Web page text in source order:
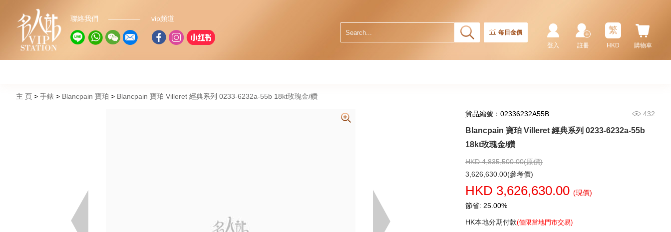
聯絡我們 vip頻道
每日金價
購物車
繁
HKD
註冊
登入
主 頁 手錶 Blancpain 寶珀 Blancpain 寶珀 Villeret 經典系列 0233-6232a-55b 18kt玫瑰金/鑽
貨品編號：02336232A55B 432
Blancpain 寶珀 Villeret 經典系列 0233-6232a-55b
18kt玫瑰金/鑽
HKD 4,835,500.00(原價)
3,626,630.00(參考價)
HKD 3,626,630.00 (現價)
節省: 25.00%
HK本地分期付款(僅限當地門市交易)
Blancpain 寶珀 Fifty Fathoms
五十噚系列 5015-1130-52a 精鋼